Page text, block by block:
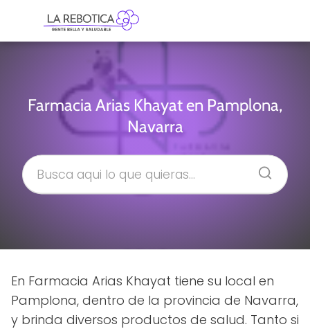
Farmacia Arias Khayat en Pamplona,
Navarra
En Farmacia Arias Khayat tiene su local en
Pamplona, dentro de la provincia de Navarra,
y brinda diversos productos de salud. Tanto si